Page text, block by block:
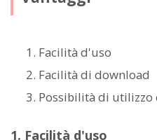
Facilità d'uso
Facilità di download
Possibilità di utilizzo
1. Facilità d'uso